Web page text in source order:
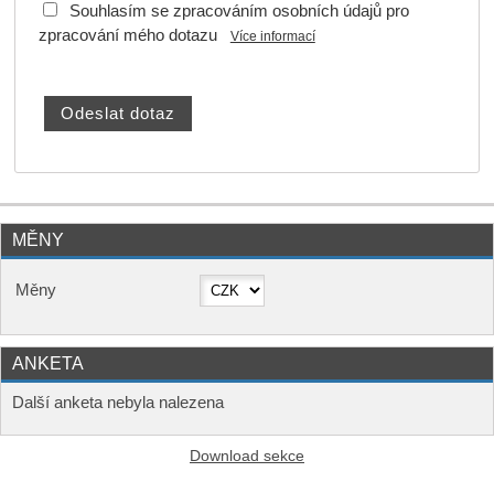
Souhlasím se zpracováním osobních údajů pro
zpracování mého dotazu
Více informací
MĚNY
Měny
ANKETA
Další anketa nebyla nalezena
Download sekce